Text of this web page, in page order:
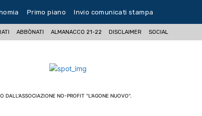
Primo piano Invio comunicati stampa
ABBÒNATI ALMANACCO 21-22 DISCLAIMER SOCIAL
DALL'ASSOCIAZIONE NO-PROFIT "L'AGONE NUOVO".